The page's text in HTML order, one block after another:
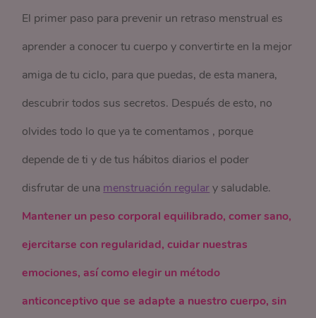
El primer paso para prevenir un retraso menstrual es
aprender a conocer tu cuerpo y convertirte en la mejor
amiga de tu ciclo, para que puedas, de esta manera,
descubrir todos sus secretos. Después de esto, no
olvides todo lo que ya te comentamos , porque
depende de ti y de tus hábitos diarios el poder
disfrutar de una menstruación regulary saludable.
Mantener un peso corporal equilibrado, comer sano,
ejercitarse con regularidad, cuidar nuestras
emociones, así como elegir un método
anticonceptivo que se adapte a nuestro cuerpo, sin